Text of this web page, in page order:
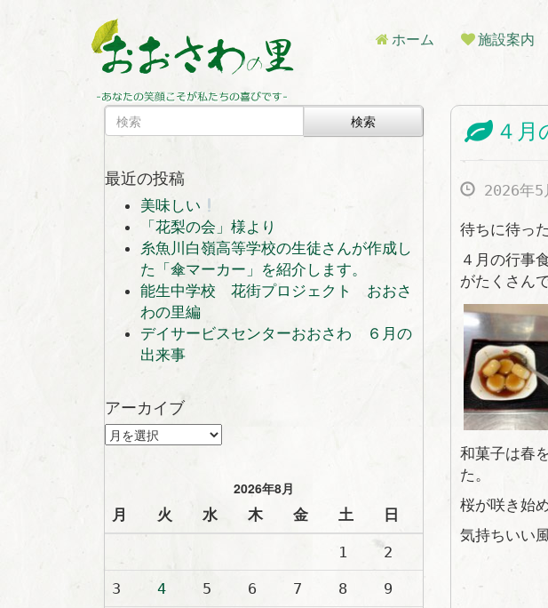
ホーム 施設案内
４月
2026年5
待ちに待っ
４月の行事
がたくさん
和菓子は春
た。
桜が咲き始
気持ちいい
検索
最近の投稿
美味しい
「花梨の会」様より
糸魚川白嶺高等学校の生徒さんが作成し
た「傘マーカー」を紹介します。
能生中学校 花街プロジェクト おおさ
わの里編
デイサービスセンターおおさわ ６月の
出来事
アーカイブ
ア
ー
ブ
2026年8月
月
火 水 木 金 土 日
1 2
3 4 5 6 7 8 9